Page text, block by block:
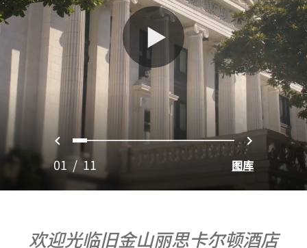
上一页
0 1 2 3 4 5 6 7 8 9 10下一页
01 /11 图库
欢迎光临旧金山丽思卡尔顿酒店